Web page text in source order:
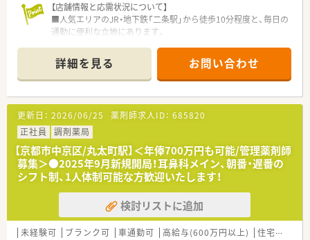
【店舗情報と応需状況について】
■人気エリアのJR・地下鉄「二条駅」から徒歩10分程度と、毎日の
通勤に便利な立地にあります。
ち着いて患者様と向き合えます。
■個人在宅に注力しており、終末期医療を含む70～80件の案件
に携わり専門性を高められます。
【募集背景と求める人物像について】
■今後の在宅医療ニーズ拡大を見据えた増員募集で、地域医療に
深く貢献したい方を歓迎いたします。
■これまでのご経験を活かして在宅の専門性を高めたい方や、新
たに在宅スキルを習得したい方。
■将来的には一人で業務を完結できるスキルを身につけ、管理薬
剤師を目指す意欲のある方。
【法人特徴について】
■兵庫県に本社を置き全国に280店舗以上を展開する、創業以来
無借金経営を続ける安定企業です。
詳細を見る お問い合わせ
更新日： 2026/06/25 薬剤師求人ID： 685820
正社員
調剤薬局
【京都市中京区/丸太町駅】＜年俸700万円も可能/管理薬剤師
募集＞●2025年9月新規開局！耳鼻科メイン、朝番・遅番の
シフト制、1人体制可能な方歓迎いたします！
検討リストに追加
未経験可 ブランク可 車通勤可 高給与(600万円以上) 住宅補助(手当)あり